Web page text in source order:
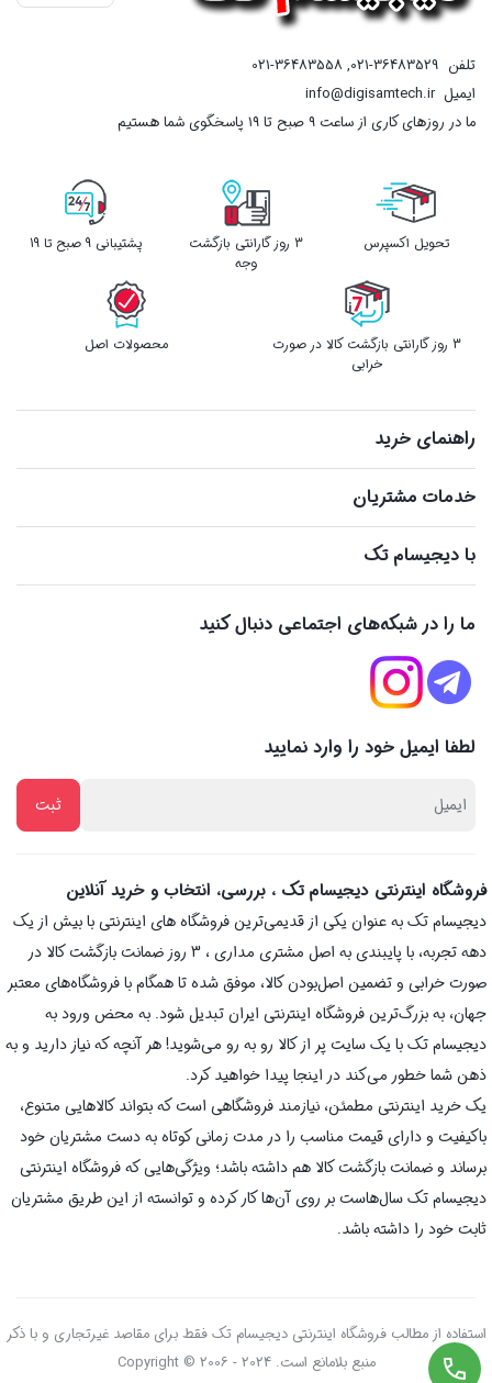
تلفن 021-36483529
,
021-36483558
ایمیلinfo@digisamtech.ir
ما در روزهای کاری از ساعت ۹ صبح تا ۱۹ پاسخگوی شما هستیم
تحویل اکسپرس
3 روز گارانتی بازگشت
وجه
پشتیبانی 9 صبح تا 19
3 روز گارانتی بازگشت کالا در صورت
خرابی
محصولات اصل
راهنمای خرید
خدمات مشتریان
با دیجیسام تک
ما را در شبکه‌های اجتماعی دنبال کنید
لطفا ایمیل خود را وارد نمایید
فروشگاه اینترنتی دیجیسام تک ، بررسی، انتخاب و خرید آنلاین
دیجیسام تک به عنوان یکی از قدیمی‌ترین فروشگاه های اینترنتی با بیش از یک
دهه تجربه، با پایبندی به اصل مشتری مداری ، 3 روز ضمانت بازگشت کالا در
صورت خرابی و تضمین اصل‌بودن کالا، موفق شده تا همگام با فروشگاه‌های معتبر
جهان، به بزرگ‌ترین فروشگاه اینترنتی ایران تبدیل شود. به محض ورود به
دیجیسام تک با یک سایت پر از کالا رو به رو می‌شوید! هر آنچه که نیاز دارید و به
ذهن شما خطور می‌کند در اینجا پیدا خواهید کرد.
یک خرید اینترنتی مطمئن، نیازمند فروشگاهی است که بتواند کالاهایی متنوع،
باکیفیت و دارای قیمت مناسب را در مدت زمانی کوتاه به دست مشتریان خود
برساند و ضمانت بازگشت کالا هم داشته باشد؛ ویژگی‌هایی که فروشگاه اینترنتی
دیجیسام تک سال‌هاست بر روی آن‌ها کار کرده و توانسته از این طریق مشتریان
ثابت خود را داشته باشد.
استفاده از مطالب فروشگاه اینترنتی دیجیسام تک فقط برای مقاصد غیرتجاری و با ذکر
منبع بلامانع است. Copyright © 2006 - 2024